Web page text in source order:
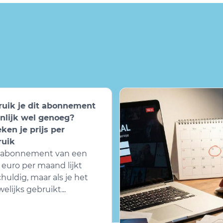
je dit abonnement
wel genoeg?
je prijs per
van een
euro per maand lijkt
maar als je het
gebruikt...